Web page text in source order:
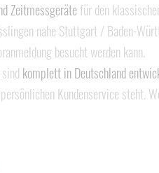
Zeitmessgerätefür den
nahe Stuttgart / Baden-
besucht werden kann.
komplett in Deutschland
Kundenservice steht.